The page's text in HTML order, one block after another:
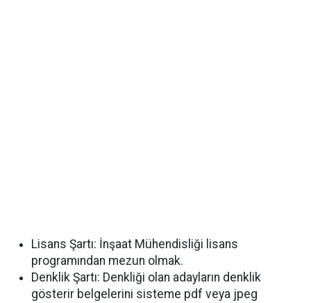
Lisans Şartı: İnşaat Mühendisliği lisans
programından mezun olmak.
Denklik Şartı: Denkliği olan adayların denklik
gösterir belgelerini sisteme pdf veya jpeg